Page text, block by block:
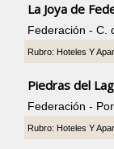
La Joya de
Federación - C.
Rubro: Hoteles Y
Piedras del
Federación -
Rubro: Hoteles Y